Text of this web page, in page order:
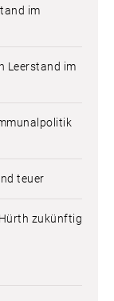
im
Leerstand im
teuer
zukünftig